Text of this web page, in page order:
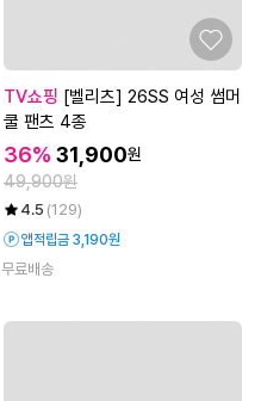
TV쇼핑
쿨 팬츠 4종
36% 31,900원
49,900원
4.5 (129)
앱적립금 3,190원
무료배송